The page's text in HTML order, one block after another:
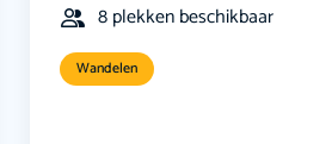
8 plekken beschikbaar
Wandelen